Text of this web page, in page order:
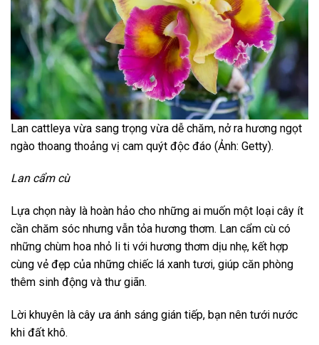
Lan cattleya vừa sang trọng vừa dễ chăm, nở ra hương ngọt
ngào thoang thoảng vị cam quýt độc đáo (Ảnh: Getty).
Lan cẩm cù
Lựa chọn này là hoàn hảo cho những ai muốn một loại cây ít
cần chăm sóc nhưng vẫn tỏa hương thơm. Lan cẩm cù có
những chùm hoa nhỏ li ti với hương thơm dịu nhẹ, kết hợp
cùng vẻ đẹp của những chiếc lá xanh tươi, giúp căn phòng
thêm sinh động và thư giãn.
Lời khuyên là cây ưa ánh sáng gián tiếp, bạn nên tưới nước
khi đất khô.